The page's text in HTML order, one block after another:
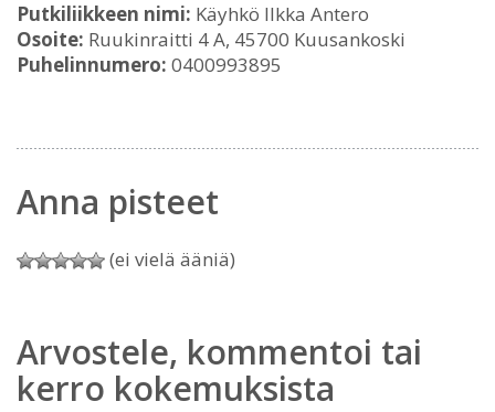
Putkiliikkeen nimi: Käyhkö Ilkka Antero
Osoite: Ruukinraitti 4 A, 45700 Kuusankoski
Puhelinnumero: 0400993895
Anna pisteet
(ei vielä ääniä)
Arvostele, kommentoi tai
kerro kokemuksista